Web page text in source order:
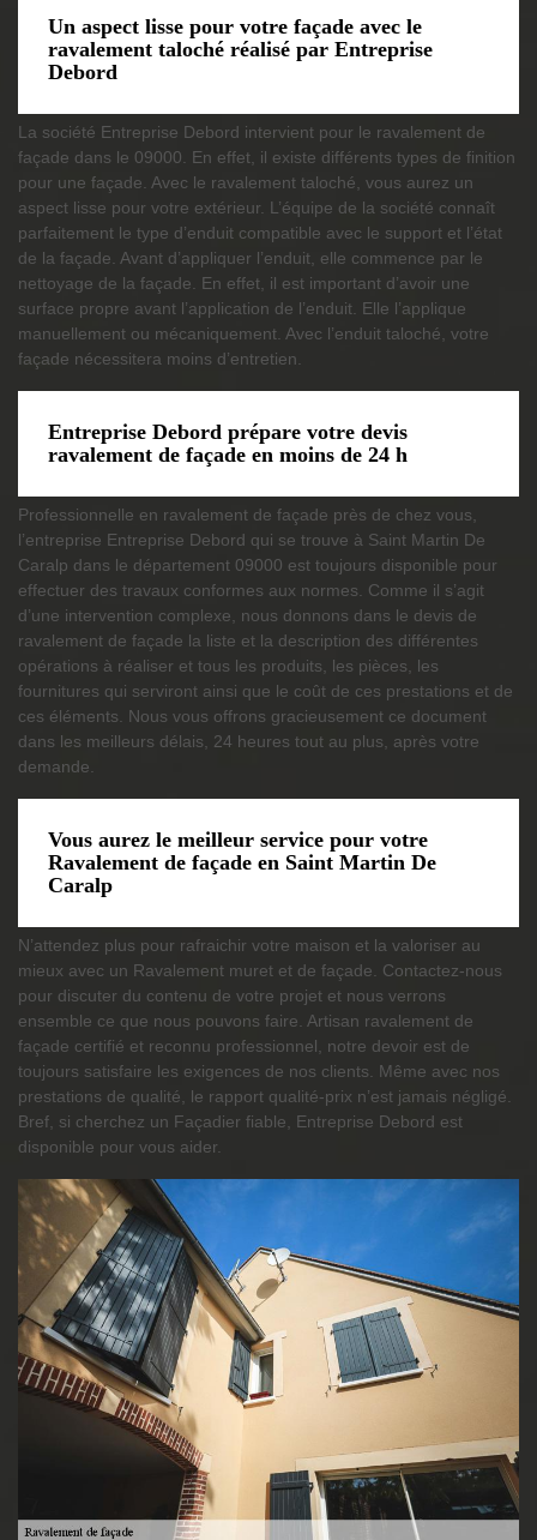
Un aspect lisse pour votre façade avec le
ravalement taloché réalisé par Entreprise
Debord
La société Entreprise Debord intervient pour le ravalement de
façade dans le 09000. En effet, il existe différents types de finition
pour une façade. Avec le ravalement taloché, vous aurez un
aspect lisse pour votre extérieur. L’équipe de la société connaît
parfaitement le type d’enduit compatible avec le support et l’état
de la façade. Avant d’appliquer l’enduit, elle commence par le
nettoyage de la façade. En effet, il est important d’avoir une
surface propre avant l’application de l’enduit. Elle l’applique
manuellement ou mécaniquement. Avec l’enduit taloché, votre
façade nécessitera moins d’entretien.
Entreprise Debord prépare votre devis
ravalement de façade en moins de 24 h
Professionnelle en ravalement de façade près de chez vous,
l’entreprise Entreprise Debord qui se trouve à Saint Martin De
Caralp dans le département 09000 est toujours disponible pour
effectuer des travaux conformes aux normes. Comme il s’agit
d’une intervention complexe, nous donnons dans le devis de
ravalement de façade la liste et la description des différentes
opérations à réaliser et tous les produits, les pièces, les
fournitures qui serviront ainsi que le coût de ces prestations et de
ces éléments. Nous vous offrons gracieusement ce document
dans les meilleurs délais, 24 heures tout au plus, après votre
demande.
Vous aurez le meilleur service pour votre
Ravalement de façade en Saint Martin De
Caralp
N’attendez plus pour rafraichir votre maison et la valoriser au
mieux avec un Ravalement muret et de façade. Contactez-nous
pour discuter du contenu de votre projet et nous verrons
ensemble ce que nous pouvons faire. Artisan ravalement de
façade certifié et reconnu professionnel, notre devoir est de
toujours satisfaire les exigences de nos clients. Même avec nos
prestations de qualité, le rapport qualité-prix n’est jamais négligé.
Bref, si cherchez un Façadier fiable, Entreprise Debord est
disponible pour vous aider.